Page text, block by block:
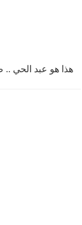
هذا هو عبد الحي